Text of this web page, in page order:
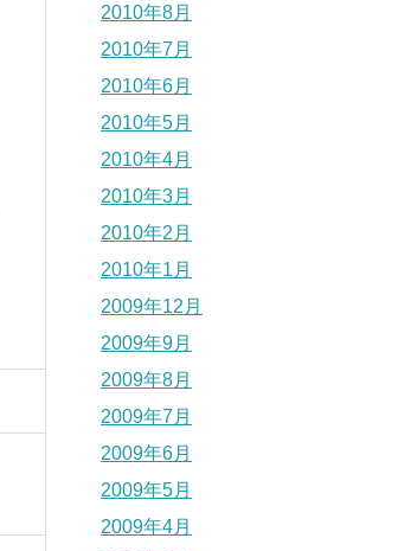
2010年8月
2010年7月
2010年6月
2010年5月
2010年4月
2010年3月
2010年2月
2010年1月
2009年12月
2009年9月
2009年8月
2009年7月
2009年6月
2009年5月
2009年4月